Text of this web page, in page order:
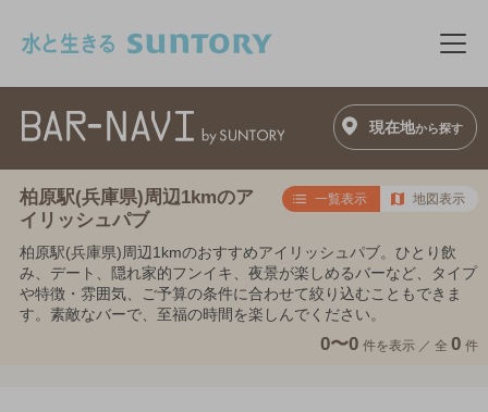
メ
現在地から探す
柏原駅(兵庫県)周辺1kmのア
イリッシュパブ
一覧表示 地図表示
柏原駅(兵庫県)周辺1kmのおすすめアイリッシュパブ。ひとり飲
み、デート、隠れ家的フンイキ、夜景が楽しめるバーなど、タイプ
や特徴・雰囲気、ご予算の条件に合わせて絞り込むこともできま
す。素敵なバーで、至福の時間を楽しんでください。
0〜0 件を表示 ／ 全 0 件